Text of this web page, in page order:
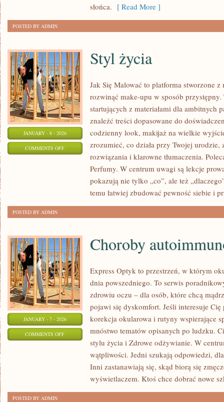
słońca. [ Read More ]
POSTED BY ADMIN
JANUARY - 8 - 2026
COMMENTS OFFON
Styl życia
Jak Się Malować to platforma stworzone
rozwinąć make-upu w sposób przystępny.
startujących z materiałami dla ambitnych
znaleźć treści dopasowane do
codzienny look, makijaż na wielkie
zrozumieć, co działa przy Twojej urodzie,
rozwiązania i klarowne tłumaczenia.
Perfumy. W centrum uwagi są lekcje
pokazują nie tylko „co”, ale też
temu łatwiej zbudować pewność siebie i
POSTED BY ADMIN
JANUARY - 7 - 2026
COMMENTS OFFON
AUTOIMMUNOLOGICZNE
Choroby
Express Optyk to przestrzeń, w którym
dnia powszedniego. To serwis
zdrowiu oczu – dla osób, które chcą
pojawi się dyskomfort. Jeśli interesuje
korekcja okularowa i rutyny wspierające
mnóstwo tematów opisanych po ludzku.
stylu życia i Zdrowe odżywianie. W
wątpliwości. Jedni szukają odpowiedzi,
Inni zastanawiają się, skąd biorą się
wyświetlaczem. Ktoś chce dobrać nowe
POSTED BY ADMIN